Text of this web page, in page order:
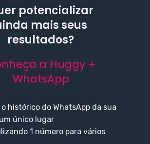
potencializar
mais seus
resultados?
a Huggy +
WhatsApp
histórico do WhatsApp da sua
único lugar
1 número para vários